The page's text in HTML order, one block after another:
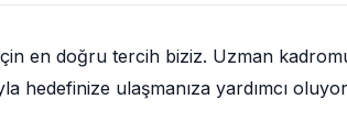
en doğru tercih biziz. Uzman
hedefinize ulaşmanıza yardımcı